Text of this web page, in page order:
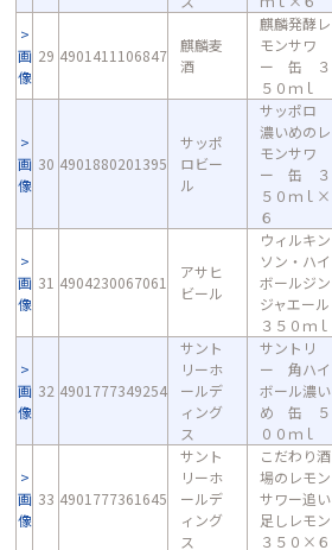
画
像
29 4901411106847
麒麟麦
酒
麒麟発酵レ
モンサワ
ー 缶 ３
５０ｍｌ
画
像
30 4901880201395
サッポ
ロビー
ル
サッポロ
濃いめのレ
モンサワ
ー 缶 ３
５０ｍｌ×
６
画
像
31 4904230067061
アサヒ
ビール
ウィルキン
ソン・ハイ
ボールジン
ジャエール
３５０ｍｌ
画
像
32 4901777349254
サント
リーホ
ールデ
ィング
ス
サントリ
ー 角ハイ
ボール濃い
め 缶 ５
００ｍｌ
画
像
33 4901777361645
サント
リーホ
ールデ
ィング
ス
こだわり酒
場のレモン
サワー追い
足しレモン
３５０×６